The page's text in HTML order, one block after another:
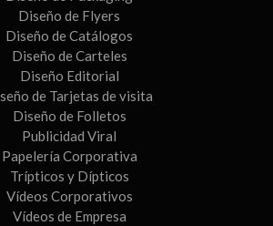
Diseño de Flyers
Diseño de Catálogos
Diseño de Carteles
Diseño Editorial
de Tarjetas de visita
Diseño de Folletos
Publicidad Viral
Papelería Corporativa
Trípticos y Dípticos
Vídeos Corporativos
Vídeos de Empresa